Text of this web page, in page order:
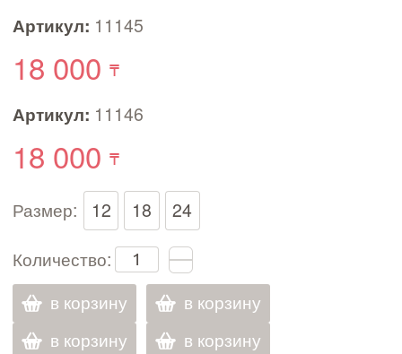
Артикул: 11145
18 000
Артикул: 11146
18 000
Размер: 12 18
24
Количество:
в корзину
в корзину
в корзину
в корзину